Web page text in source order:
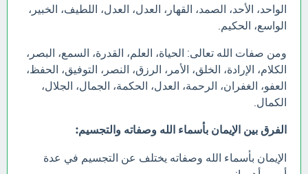
الواحد، الأحد، الصمد، القهار، العدل، العدل، اللطيف، الخبير،
الواسع، الحكيم.
ومن صفات الله تعالى: الحياة، العلم، القدرة، السمع، البصر،
الكلام، الإرادة، الخلق، الأمر، الرزق، النصر، التوفيق، الحفظ،
العفو، الغفران، الرحمة، العدل، الحكمة، الجمال، الجلال،
الكمال.
الفرق بين الإيمان بأسماء الله وصفاته والتجسيم:
الإيمان بأسماء الله وصفاته يختلف عن التجسيم في عدة